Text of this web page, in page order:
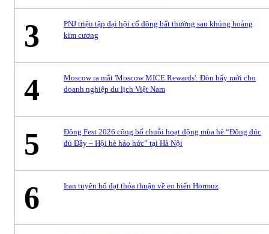
3
PNJ triệu tập đại hội cổ đông bất thường sau khủng hoảng
kim cương
4
Moscow ra mắt 'Moscow MICE Rewards': Đòn bẩy mới cho
doanh nghiệp du lịch Việt Nam
5
Đông Fest 2026 công bố chuỗi hoạt động mùa hè “Đông đúc
đủ Đầy – Hội hè háo hức” tại Hà Nội
6 Iran tuyên bố đạt thỏa thuận về eo biển Hormuz